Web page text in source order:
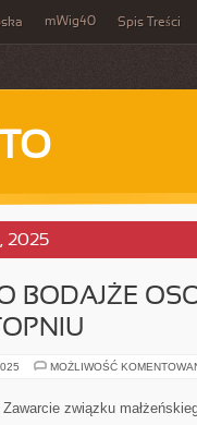
mWig40 Spis Treści
2025
BODAJŻE
MOŻLIWOŚĆ
związku